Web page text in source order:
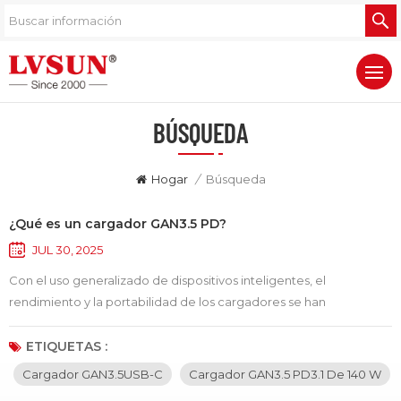
BÚSQUEDA
Hogar / Búsqueda
¿Qué es un cargador GAN3.5 PD?
JUL 30, 2025
Con el uso generalizado de dispositivos inteligentes, el
rendimiento y la portabilidad de los cargadores se han
convertido en preocupaciones clave para los usuarios. En los
últimos años, los cargadores GAN (nitruro de galio) han ganado
popularidad, convirtiéndose en soluciones de carga eficientes y
ligeras. Un "cargador GAN PD" se refiere específicamente a un
ETIQUETAS :
Cargador GAN3.5USB-C Cargador GAN3.5 PD3.1 De 140 W